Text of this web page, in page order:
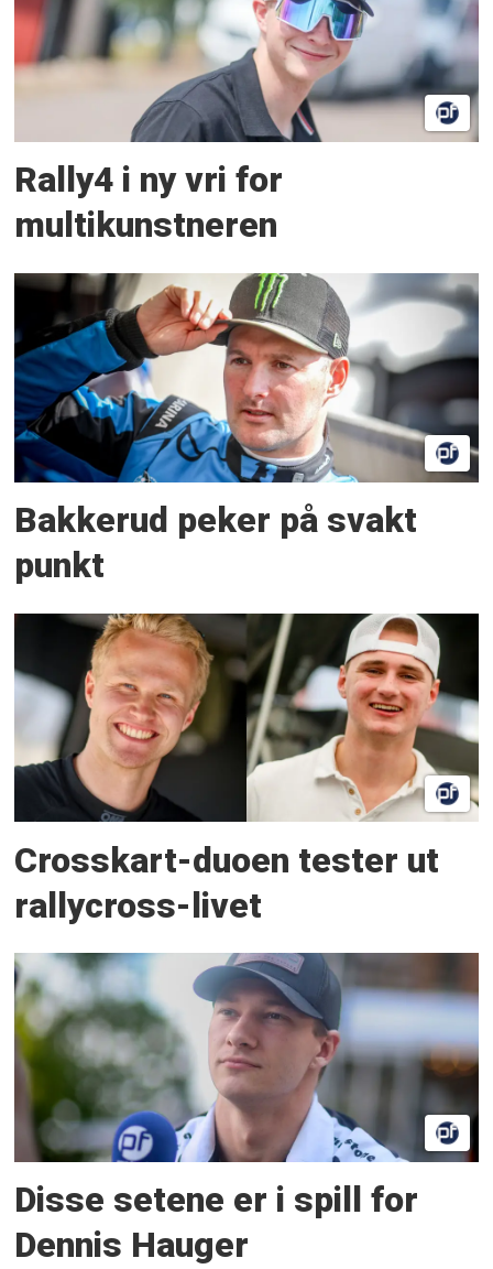
Rally4 i ny vri for
multikunstneren
Bakkerud peker på svakt
punkt
Crosskart-duoen tester ut
rallycross-livet
Disse setene er i spill for
Dennis Hauger